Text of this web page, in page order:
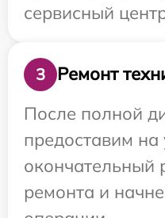
сервисный
3
Ремонт
После полной
предоставим
окончательный
ремонта и